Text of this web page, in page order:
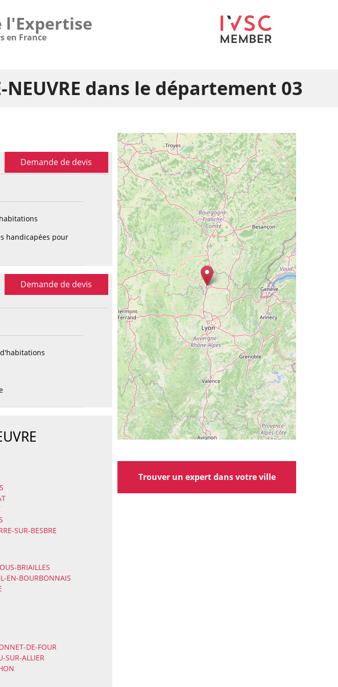
l'Expertise
en France
dans le département 03
Demande de devis
handicapées pour
Demande de devis
SUR-BESBRE
BRIAILLES
EN-BOURBONNAIS
DE-FOUR
SUR-ALLIER
Trouver un expert dans votre ville